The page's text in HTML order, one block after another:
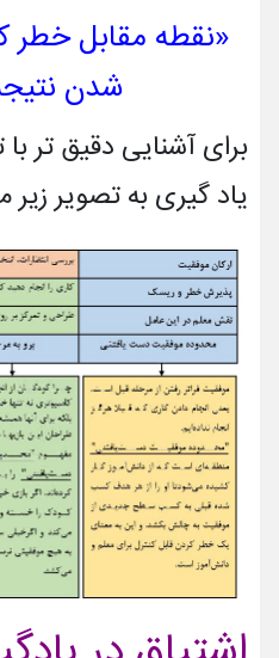
«نقطه مقابل خطر
شدن
برای آشنایی دقیق تر
یاد گیری به تصویر زیر